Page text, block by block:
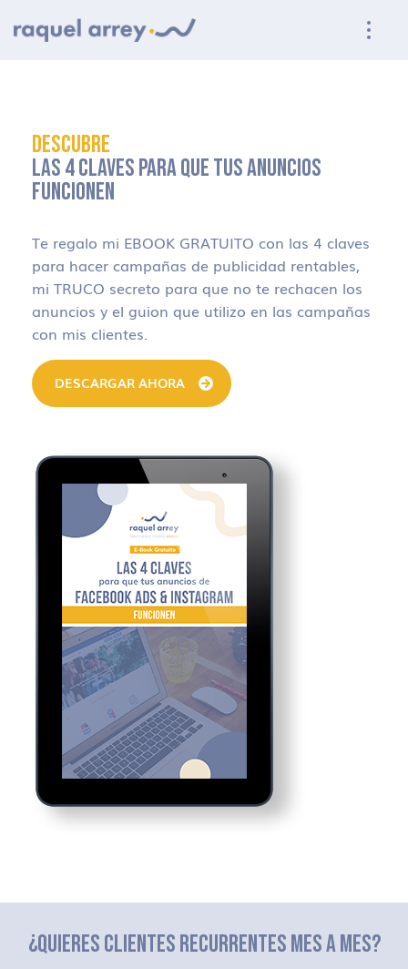
DESCUBRE
LAS 4 CLAVES PARA QUE TUS ANUNCIOS
FUNCIONEN
Te regalo mi EBOOK GRATUITO con las 4 claves
para hacer campañas de publicidad rentables,
mi TRUCO secreto para que no te rechacen los
anuncios y el guion que utilizo en las campañas
con mis clientes.
DESCARGAR AHORA
¿QUIERES CLIENTES RECURRENTES MES A MES?